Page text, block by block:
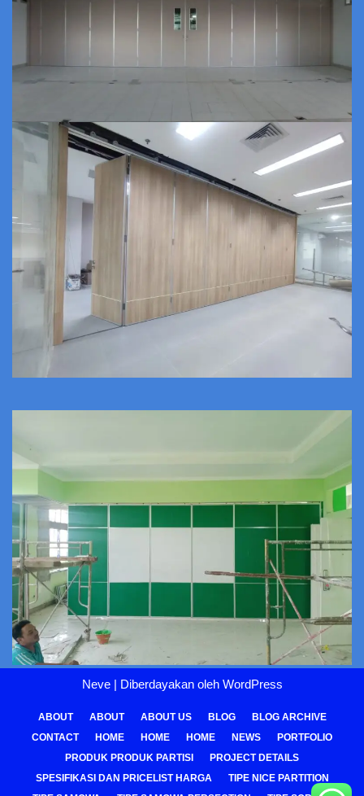
Neve| Diberdayakan oleh WordPress
ABOUT ABOUT ABOUT US BLOG
BLOG ARCHIVE
CONTACT
HOME HOME HOME NEWS
PORTFOLIO
PRODUK PRODUK PARTISI
PROJECT DETAILS
SPESIFIKASI DAN PRICELIST HARGA
TIPE NICE PARTITION